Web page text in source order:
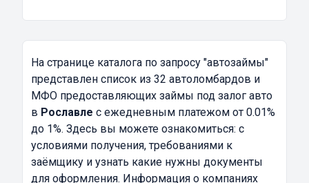
На странице каталога по запросу "автозаймы"
представлен список из 32 автоломбардов и
МФО предоставляющих займы под залог авто
в Рославле с ежедневным платежом от 0.01%
до 1%. Здесь вы можете ознакомиться: с
условиями получения, требованиями к
заёмщику и узнать какие нужны документы
для оформления. Информация о компаниях